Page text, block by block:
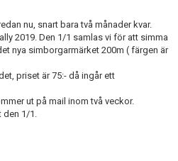
nu, snart bara två månader kvar.
2019. Den 1/1 samlas vi för att simma
nya simborgarmärket 200m ( färgen är
priset är 75:- då ingår ett
ut på mail inom två veckor.
den 1/1.